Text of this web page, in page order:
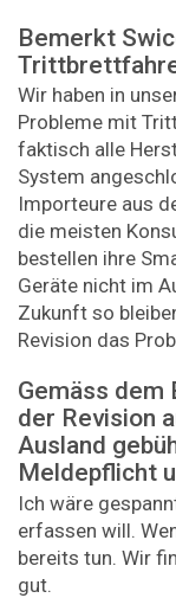
Bemerkt
Wir haben in
Probleme mit
faktisch alle
System
Importeure aus
die meisten
bestellen ihre
Geräte nicht im
Zukunft so
Revision das
Gemäss dem
der Revision
Ausland
Meldepflicht
Ich wäre
erfassen will.
bereits tun. Wir
gut.